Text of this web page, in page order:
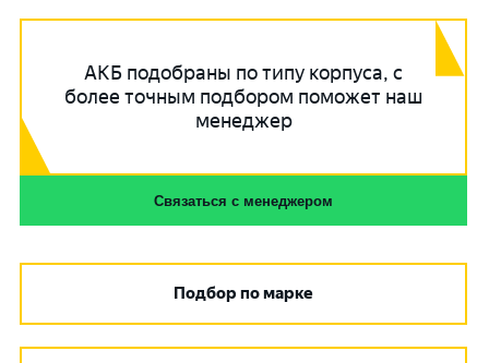
АКБ подобраны по типу корпуса, с
более точным подбором поможет наш
менеджер
Связаться с менеджером
Подбор по марке